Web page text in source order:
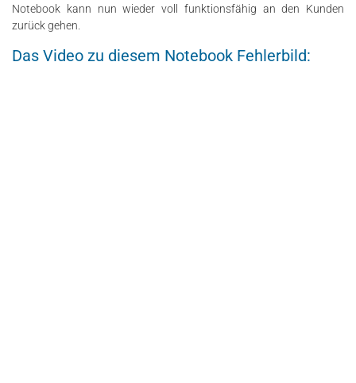
Notebook kann nun wieder voll funktionsfähig an den Kunden
zurück gehen.
Das Video zu diesem Notebook Fehlerbild: